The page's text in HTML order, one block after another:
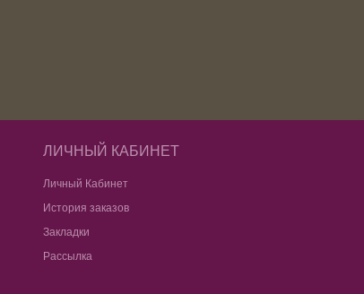
ЛИЧНЫЙ КАБИНЕТ
Личный Кабинет
История заказов
Закладки
Рассылка